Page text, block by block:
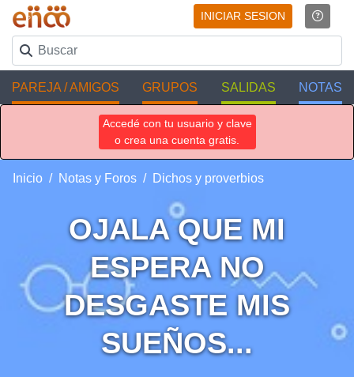
INICIAR SESION
PAREJA / AMIGOS GRUPOS SALIDAS NOTAS
Accedé con tu usuario y clave
o crea una cuenta gratis.
Inicio Notas y Foros Dichos y proverbios
OJALA QUE MI
ESPERA NO
DESGASTE MIS
SUEÑOS...